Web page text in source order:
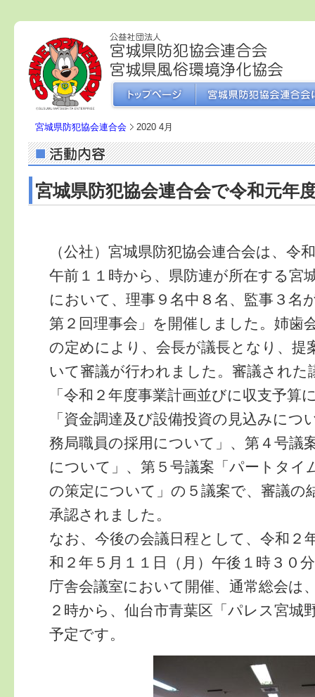
宮城県防犯協会連合会 2020 4月
宮城県防犯協会連合会で令和元年
（公社）宮城県防犯協会連合会は、令
午前１１時から、県防連が所在する宮
において、理事９名中８名、監事３名
第２回理事会」を開催しました。姉歯
の定めにより、会長が議長となり、提
いて審議が行われました。審議された
「令和２年度事業計画並びに収支予算
「資金調達及び設備投資の見込みにつ
務局職員の採用について」、第４号議
について」、第５号議案「パートタイ
の策定について」の５議案で、審議の
承認されました。
なお、今後の会議日程として、令和２
和２年５月１１日（月）午後１時３０
庁舎会議室において開催、通常総会は
２時から、仙台市青葉区「パレス宮城
予定です。